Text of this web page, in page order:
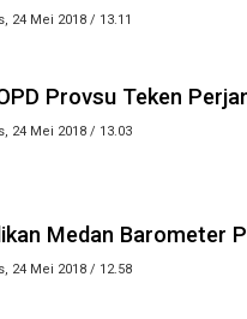
24 Mei 2018 / 13.11
Provsu Teken
24 Mei 2018 / 13.03
Medan Barometer
24 Mei 2018 / 12.58